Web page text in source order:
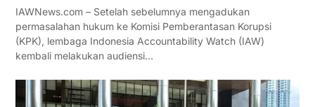
IAWNews.com – Setelah sebelumnya mengadukan
permasalahan hukum ke Komisi Pemberantasan Korupsi
(KPK), lembaga Indonesia Accountability Watch (IAW)
kembali melakukan audiensi…